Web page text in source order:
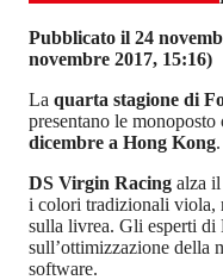
Pubblicato il 24
novembre 2017, 15:16)
La quarta stagione di
presentano le
dicembre a Hong Kong.
DS Virgin Racing alza
i colori tradizionali viola,
sulla livrea. Gli esperti di
sull’ottimizzazione della
software.